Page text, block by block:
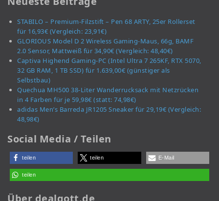
STABILO – Premium-Filzstift – Pen 68 ARTY, 25er Rollerset
für 16,93€ (Vergleich: 23,91€)
GLORIOUS Model D 2 Wireless Gaming-Maus, 66g, BAMF
2.0 Sensor, Mattweiß für 34,90€ (Vergleich: 48,40€)
Captiva Highend Gaming-PC (Intel Ultra 7 265KF, RTX 5070,
32 GB RAM, 1 TB SSD) für 1.639,00€ (günstiger als
Selbstbau)
Quechua MH500 38-Liter Wanderrucksack mit Netzrücken
in 4 Farben für je 59,98€ (statt: 74,98€)
adidas Men’s Barreda JR1205 Sneaker für 29,19€ (Vergleich:
48,98€)
Social Media / Teilen
teilen teilen E-Mail
teilen